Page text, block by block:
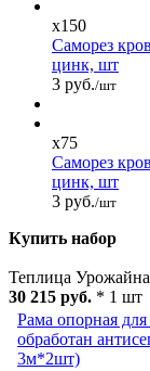
x150
Саморез
цинк, шт
3 руб./шт
x75
Саморез
цинк, шт
3 руб./шт
Купить набор
Теплица
30 215 руб. * 1 шт
Рама опорная
обработан
3м*2шт)